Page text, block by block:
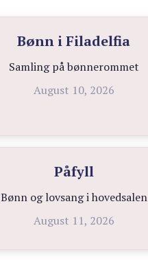
Bønn i Filadelfia
Samling på bønnerommet
August 10, 2026
Påfyll
Bønn og lovsang i hovedsalen
August 11, 2026